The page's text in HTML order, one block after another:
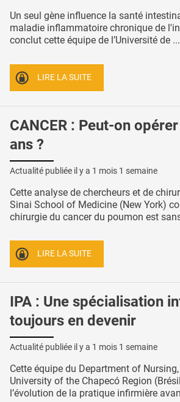
Un seul gène influence la santé
maladie inflammatoire chronique de
conclut cette équipe de l’Université de ...
LIRE LA SUITE
CANCER : Peut-on
ans ?
Actualité publiée il y a 1 mois 1 semaine
Cette analyse de chercheurs et de
Sinai School of Medicine (New York)
chirurgie du cancer du poumon est
LIRE LA SUITE
IPA : Une spécialisation
toujours en devenir
Actualité publiée il y a 1 mois 1 semaine
Cette équipe du Department of
University of the Chapecó Region
l’évolution de la pratique infirmière